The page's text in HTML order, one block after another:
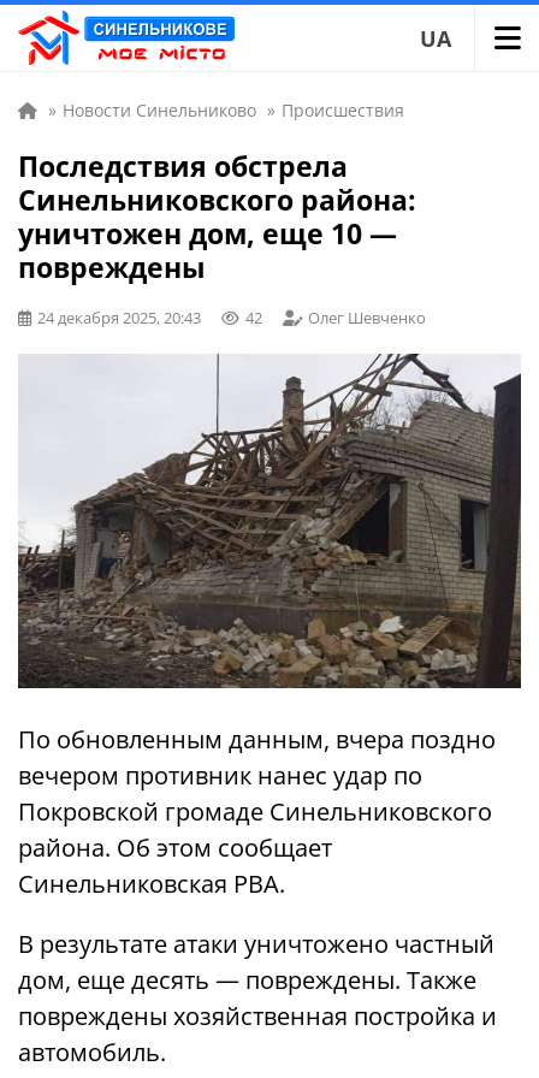
UA
» Новости Синельниково » Происшествия
Последствия обстрела
Синельниковского района:
уничтожен дом, еще 10 —
повреждены
24 декабря 2025, 20:43 42 Олег Шевченко
По обновленным данным, вчера поздно
вечером противник нанес удар по
Покровской громаде Синельниковского
района. Об этом сообщает
Синельниковская РВА.
В результате атаки уничтожено частный
дом, еще десять — повреждены. Также
повреждены хозяйственная постройка и
автомобиль.